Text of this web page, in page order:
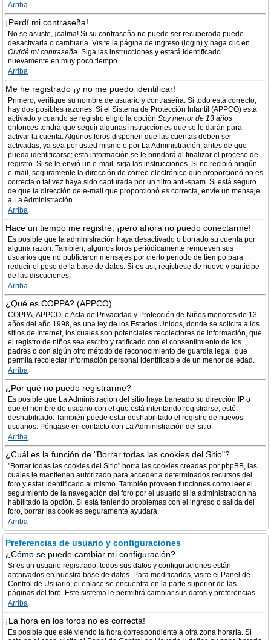
Arriba
¡Perdí mi contraseña!
No se asuste, ¡calma! Si su contraseña no puede ser recuperada puede
desactivarla o cambiarla. Visite la página de ingreso (login) y haga clic en
Olvidé mi contraseña. Siga las instrucciones y estará identificado
nuevamente en muy poco tiempo.
Arriba
Me he registrado ¡y no me puedo identificar!
Primero, verifique su nombre de usuario y contraseña. Si todo está correcto,
hay dos posibles razones. Si el Sistema de Protección Infantil (APPCO) está
activado y cuando se registró eligió la opción Soy menor de 13 años
entonces tendrá que seguir algunas instrucciones que se le darán para
activar la cuenta. Algunos foros disponen que las cuentas deben ser
activadas, ya sea por usted mismo o por La Administración, antes de que
pueda identificarse; esta información se le brindará al finalizar el proceso de
registro. Si se le envió un e-mail, siga las instrucciones. Si no recibió ningún
e-mail, seguramente la dirección de correo electrónico que proporcionó no es
correcta o tal vez haya sido capturada por un filtro anti-spam. Si está seguro
de que la dirección de e-mail que proporcionó es correcta, envíe un mensaje
a La Administración.
Arriba
Hace un tiempo me registré, ¡pero ahora no puedo conectarme!
Es posible que la administración haya desactivado o borrado su cuenta por
alguna razón. También, algunos foros periódicamente remueven sus
usuarios que no publicaron mensajes por cierto periodo de tiempo para
reducir el peso de la base de datos. Si es así, registrese de nuevo y participe
de las discuciones.
Arriba
¿Qué es COPPA? (APPCO)
COPPA, APPCO, o Acta de Privacidad y Protección de Niños menores de 13
años del año 1998, es una ley de los Estados Unidos, donde se solicita a los
sitios de Internet, los cuales son potenciales recolectores de información, que
el registro de niños sea escrito y ratificado con el consentimiento de los
padres o con algún otro método de reconocimiento de guardia legal, que
permita recolectar información personal identificable de un menor de edad.
Arriba
¿Por qué no puedo registrarme?
Es posible que La Administración del sitio haya baneado su dirección IP o
que el nombre de usuario con el que está intentando registrarse, esté
deshabilitado. También puede estar deshabilitado el registro de nuevos
usuarios. Póngase en contacto con La Administración del sitio.
Arriba
¿Cuál es la función de "Borrar todas las cookies del Sitio"?
"Borrar todas las cookies del Sitio" borra las cookies creadas por phpBB, las
cuales le mantienen autorizado para acceder a determinados recursos del
foro y estar identificado al mismo. También proveen funciones como leer el
seguimiento de la navegación del foro por el usuario si la administración ha
habilitado la opción. Si está teniendo problemas con el ingreso o salida del
foro, borrar las cookies seguramente ayudará.
Arriba
Preferencias de usuario y configuraciones
¿Cómo se puede cambiar mi configuración?
Si es un usuario registrado, todos sus datos y configuraciones están
archivados en nuestra base de datos. Para modificarlos, visite el Panel de
Control de Usuario; el enlace se encuentra en la parte superior de las
páginas del foro. Este sistema le permitirá cambiar sus datos y preferencias.
Arriba
¡La hora en los foros no es correcta!
Es posible que esté viendo la hora correspondiente a otra zona horaria. Si